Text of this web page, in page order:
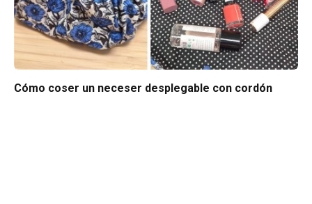
Cómo coser un neceser desplegable con cordón